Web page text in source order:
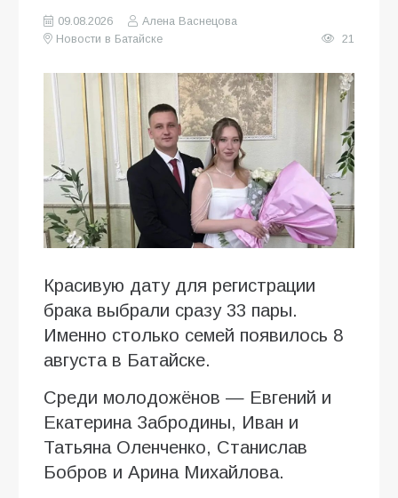
09.08.2026
Алена Васнецова
Новости в Батайске
21
Красивую дату для регистрации
брака выбрали сразу 33 пары.
Именно столько семей появилось 8
августа в Батайске.
Среди молодожёнов — Евгений и
Екатерина Забродины, Иван и
Татьяна Оленченко, Станислав
Бобров и Арина Михайлова.